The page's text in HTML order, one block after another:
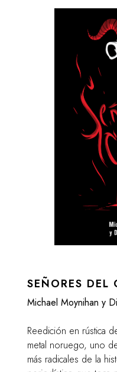
SEÑORES DEL
Michael Moynihan y
Reedición en rústica
metal noruego, uno
más radicales de la